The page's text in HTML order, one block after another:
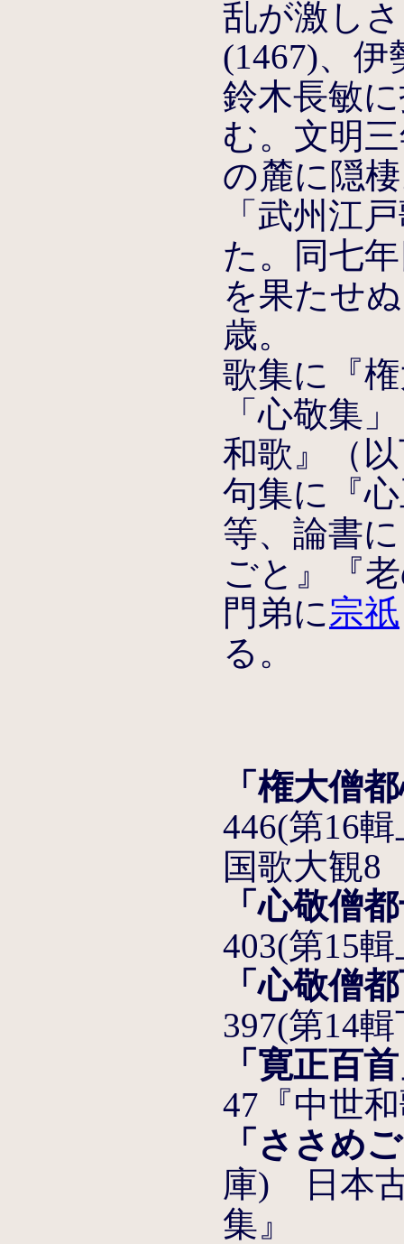
乱が激し
(1467)、
鈴木長敏
む。文明
の麓に隠
「武州江
た。同七
を果たせ
歳。
歌集に『
「心敬集
和歌』（
句集に『
等、論書
ごと』『
門弟に宗祇
る。
「権大僧
446(第16
国歌大観8
「心敬僧
403(第15
「心敬僧
397(第14
「寛正百
47『中世
「ささめ
庫) 日本
集』